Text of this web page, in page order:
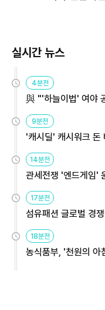
실시간 뉴스
4분전
與 "'하늘이법' 여야
9분전
'캐시딜' 캐시워크 돈
14분전
관세전쟁 '엔드게임'
용해야
17분전
섬유패션 글로벌 경
원
18분전
농식품부, '천원의